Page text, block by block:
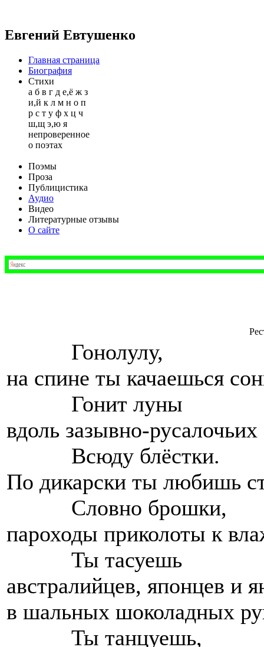
Евгений Евтушенко
Главная страница
Биография
Стихи
а б в г д е,ё ж з
и,й к л м н о п
р с т у ф х ц ч
ш,щ э,ю я
непроверенное
о поэтах
Поэмы
Проза
Публицистика
Аудио
Видео
Литературные отзывы
О сайте
Гонолулу,
на спине ты качаешься
Гонит луны
вдоль зазывно-
Всюду блёстки.
По дикарски ты любишь
Словно брошки,
пароходы приколоты к
Ты тасуешь
австралийцев, японцев и
в шальных шоколадных
Ты танцуешь,